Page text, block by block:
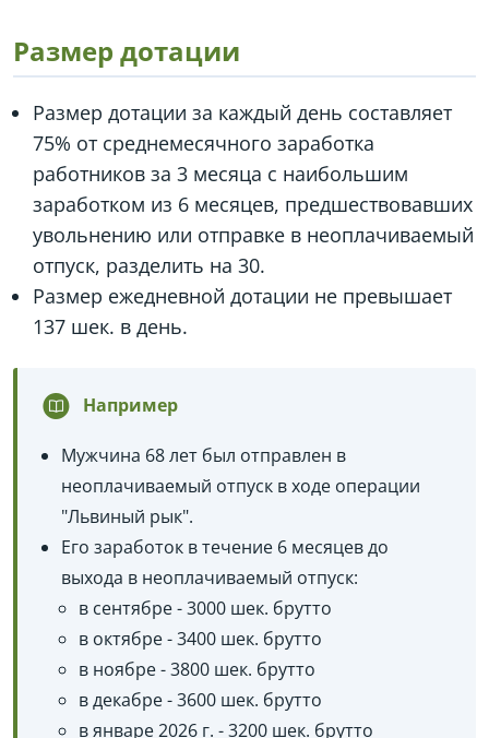
Размер дотации
Размер дотации за каждый день составляет
75% от среднемесячного заработка
работников за 3 месяца с наибольшим
заработком из 6 месяцев, предшествовавших
увольнению или отправке в неоплачиваемый
отпуск, разделить на 30.
Размер ежедневной дотации не превышает
137 шек. в день.
Например
Мужчина 68 лет был отправлен в
неоплачиваемый отпуск в ходе операции
"Львиный рык".
Его заработок в течение 6 месяцев до
выхода в неоплачиваемый отпуск:
в сентябре - 3000 шек. брутто
в октябре - 3400 шек. брутто
в ноябре - 3800 шек. брутто
в декабре - 3600 шек. брутто
в январе 2026 г. - 3200 шек. брутто